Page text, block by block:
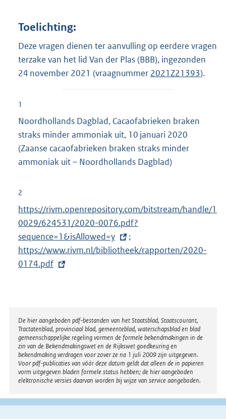
Toelichting:
Deze vragen dienen ter aanvulling op eerdere vragen
terzake van het lid Van der Plas (BBB), ingezonden
24 november 2021 (vraagnummer 2021Z21393).
1
Noordhollands Dagblad, Cacaofabrieken braken
straks minder ammoniak uit, 10 januari 2020
(Zaanse cacaofabrieken braken straks minder
ammoniak uit – Noordhollands Dagblad)
2
E
x
t
e
r
i
n
k
:
https://rivm.openrepository.com/bitstream/handle/1
0029/624531/2020-0076.pdf?
sequence=1&isAllowed=y
;
x
e
l
i
n
k
:
https://www.rivm.nl/bibliotheek/rapporten/2020-
0174.pdf
Disclaimer
De hier aangeboden pdf-bestanden van het Staatsblad, Staatscourant,
Tractatenblad, provinciaal blad, gemeenteblad, waterschapsblad en blad
gemeenschappelijke regeling vormen de formele bekendmakingen in de
zin van de Bekendmakingswet en de Rijkswet goedkeuring en
bekendmaking verdragen voor zover ze na 1 juli 2009 zijn uitgegeven.
Voor pdf-publicaties van vóór deze datum geldt dat alleen de in papieren
vorm uitgegeven bladen formele status hebben; de hier aangeboden
elektronische versies daarvan worden bij wijze van service aangeboden.